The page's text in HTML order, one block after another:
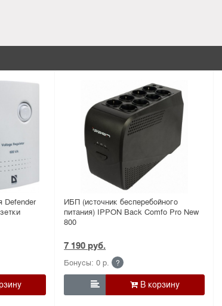
Defender
ИБП (источник бесперебойного
питания) IPPON Back Comfo Pro New
800
7 190 руб.
Бонусы: 0 р. ?
